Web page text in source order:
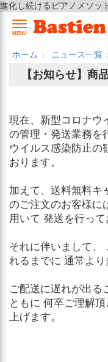
進化し続けるピアノメソッ
MENU
ホーム ニュース一覧
【お知らせ】商
現在、新型コロナウ
の管理・発送業務を
ウイルス感染防止の
おります。
加えて、送料無料キ
のご注文のお客様に
用いて 発送を行って
それに伴いまして、
れるまでに 通常より
ご配送に遅れが出る
ともに 何卒ご理解
上げます。